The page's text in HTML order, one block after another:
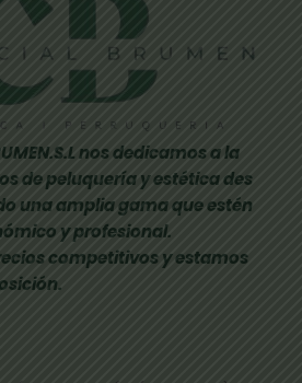
nos dedicamos a la
de peluquería y estética des
una amplia gama que estén
y profesional.
competitivos y estamos